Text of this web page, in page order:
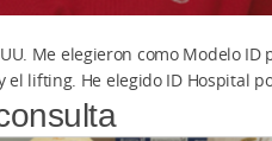
Me elegieron como Modelo
el lifting. He elegido ID Hospital